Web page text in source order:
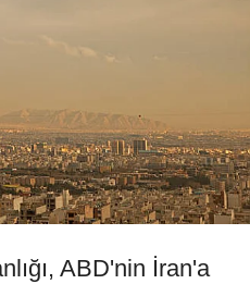
ABD'nin İran'a